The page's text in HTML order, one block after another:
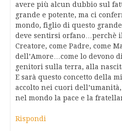
avere più alcun dubbio sul
grande e potente, ma ci
mondo, figlio di questo
deve sentirsi orfano…perchè
Creatore, come Padre, come
dell’Amore…come lo devono
genitori sulla terra, alla
E sarà questo concetto della
accolto nei cuori
nel mondo la pace e la
Rispondi